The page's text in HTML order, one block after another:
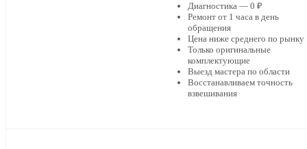
Диагностика — 0 ₽
Ремонт от 1 часа в день
обращения
Цена ниже среднего по рынку
Только оригинальные
комплектующие
Выезд мастера по области
Восстанавливаем точность
взвешивания